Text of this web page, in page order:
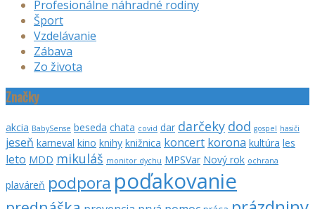
Profesionálne náhradné rodiny
Šport
Vzdelávanie
Zábava
Zo života
Značky
akcia BabySense beseda chata covid dar darčeky dod gospel hasiči
jeseň karneval kino knihy knižnica koncert korona kultúra les
leto MDD mikuláš monitor dychu MPSVar Nový rok ochrana
plaváreň podpora poďakovanie